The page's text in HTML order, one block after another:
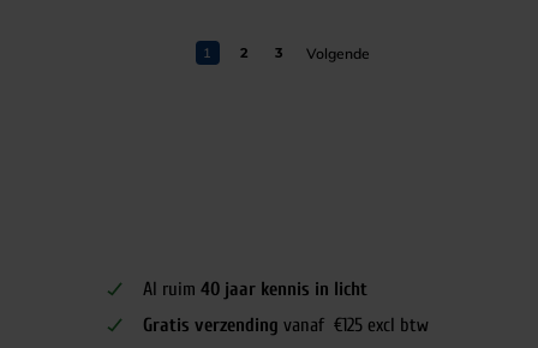
1 2 3
Al ruim 40 jaar kennis in licht
Gratis verzending vanaf €125 excl btw